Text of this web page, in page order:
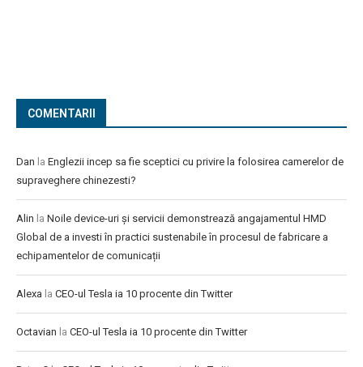
COMENTARII
Dan la Englezii incep sa fie sceptici cu privire la folosirea camerelor de
supraveghere chinezesti?
Alin la Noile device-uri și servicii demonstrează angajamentul HMD
Global de a investi în practici sustenabile în procesul de fabricare a
echipamentelor de comunicații
Alexa la CEO-ul Tesla ia 10 procente din Twitter
Octavian la CEO-ul Tesla ia 10 procente din Twitter